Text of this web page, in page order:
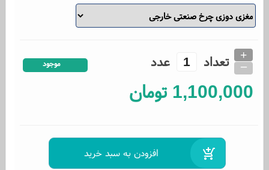
تعداد +
_ عدد موجود
1,100,000 تومان